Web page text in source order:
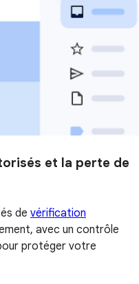
et la perte de
de vérification
avec un contrôle
protéger votre